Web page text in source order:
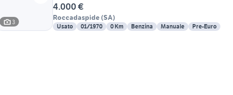
3
4.000 €
Roccadaspide (SA)
Usato 01/1970 0 Km Benzina Manuale Pre-Euro